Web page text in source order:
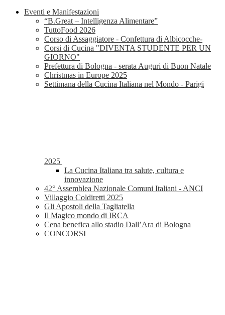
Eventi e Manifestazioni
“B.Great – Intelligenza Alimentare”
TuttoFood 2026
Corso di Assaggiatore - Confettura di Albicocche-
Corsi di Cucina "DIVENTA STUDENTE PER UN
GIORNO"
Prefettura di Bologna - serata Auguri di Buon Natale
Christmas in Europe 2025
Settimana della Cucina Italiana nel Mondo - Parigi
2025
La Cucina Italiana tra salute, cultura e
innovazione
42° Assemblea Nazionale Comuni Italiani - ANCI
Villaggio Coldiretti 2025
Gli Apostoli della Tagliatella
Il Magico mondo di IRCA
Cena benefica allo stadio Dall’Ara di Bologna
CONCORSI